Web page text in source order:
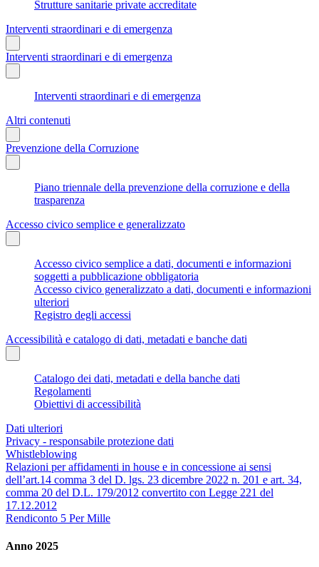
Strutture sanitarie private accreditate
Interventi straordinari e di emergenza
Interventi straordinari e di emergenza
Interventi straordinari e di emergenza
Altri contenuti
Prevenzione della Corruzione
Piano triennale della prevenzione della corruzione e della
trasparenza
Accesso civico semplice e generalizzato
Accesso civico semplice a dati, documenti e informazioni
soggetti a pubblicazione obbligatoria
Accesso civico generalizzato a dati, documenti e informazioni
ulteriori
Registro degli accessi
Accessibilità e catalogo di dati, metadati e banche dati
Catalogo dei dati, metadati e della banche dati
Regolamenti
Obiettivi di accessibilità
Dati ulteriori
Privacy - responsabile protezione dati
Whistleblowing
Relazioni per affidamenti in house e in concessione ai sensi
dell’art.14 comma 3 del D. lgs. 23 dicembre 2022 n. 201 e art. 34,
comma 20 del D.L. 179/2012 convertito con Legge 221 del
17.12.2012
Rendiconto 5 Per Mille
Anno 2025